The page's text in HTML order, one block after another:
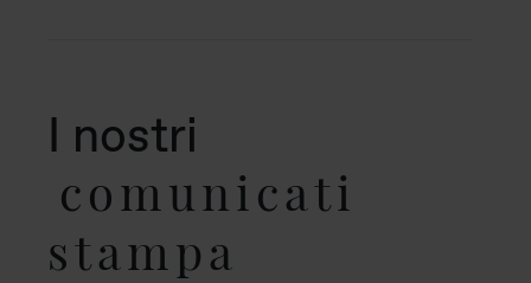
I nostri
comunicati
stampa